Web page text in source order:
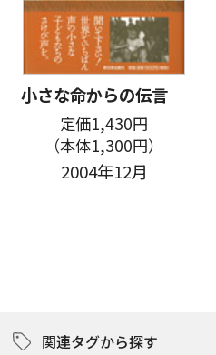
小さな命からの伝言
定価1,430円
（本体1,300円）
2004年12月
関連タグから探す